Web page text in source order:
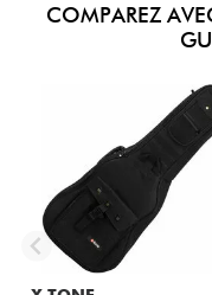
COMPAREZ